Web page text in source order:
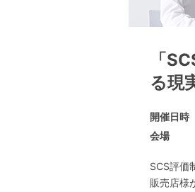
「
る現
開催日時
会場
SCS評価
販売店様